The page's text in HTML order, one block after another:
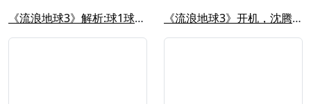
《流浪地球3》解析:球1球2“身世之... 《流浪地球3》开机，沈腾没有取代刘德...